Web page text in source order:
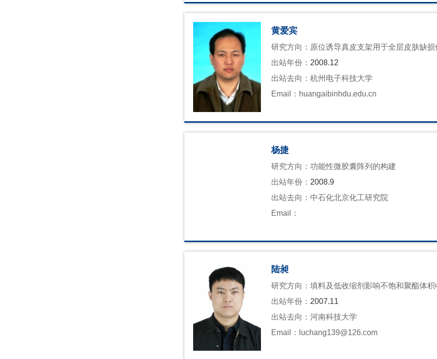
黄爱宾
研究方向： 原位诱导真皮支架用于全层皮肤缺
出站年份： 2008.12
出站去向： 杭州电子科技大学
Email： huangaibinhdu.edu.cn
杨捷
研究方向： 功能性微胶囊阵列的构建
出站年份： 2008.9
出站去向： 中石化北京化工研究院
Email：
陆昶
研究方向： 填料及低收缩剂影响不饱和聚酯体
出站年份： 2007.11
出站去向： 河南科技大学
Email：
luchang139@126.com